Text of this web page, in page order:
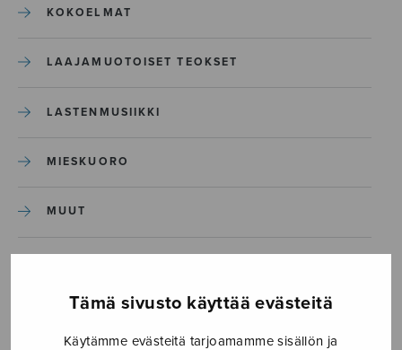
Tämä sivusto käyttää evästeitä
Käytämme evästeitä tarjoamamme sisällön ja
KOKOELMAT
LAAJAMUOTOISET TEOKSET
LASTENMUSIIKKI
MIESKUORO
MUUT
SEKAKUORO